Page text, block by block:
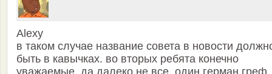
Alexy
в таком случае название совета в новости
быть в кавычках. во вторых ребята конечно